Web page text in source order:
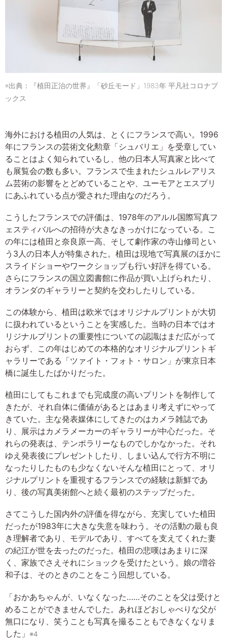
※出典：『植田正治の世界』「砂丘モード」1983年 平凡社コロナブ
ックス
海外における植田の人気は、とくにフランスで高い。1996
年にフランスの芸術文化勲章「シュバリエ」を受章してい
ることはよく知られているし、他の日本人写真家と比べて
も展覧会の数も多い。フランスで生まれたシュルレアリス
ム芸術の影響をとどめていることや、ユーモアとエスプリ
にあふれている点が愛された理由なのだろう。
こうしたフランスでの評価は、1978年のアルル国際写真フ
ェスティバルへの招待が大きなきっかけになっている。こ
の年には植田と奈良原一高、そして劇作家の寺山修司とい
う3人の日本人が特集された。植田は現地で写真展のほかに
スライドショーやワークショップも行い好評を得ている。
さらにフランスの国立図書館に作品が買い上げられたり、
オランダのギャラリーと契約を交わしたりしている。
この体験から、植田は欧米ではオリジナルプリントが大切
に扱われているということを実感した。当時の日本ではオ
リジナルプリントの重要性についての認識はまだ広がって
おらず、この年はじめての本格的なオリジナルプリントギ
ャラリーである「ツァイト・フォト・サロン」が東京日本
橋に誕生したばかりだった。
植田にしてもこれまでも完成度の高いプリントを制作して
きたが、それ自体に価値があるとはあまり考えずにやって
きていた。主な発表媒体にしてきたのはカメラ雑誌であ
り、展示はカメラメーカーのギャラリーが中心だった。そ
れらの発表は、テンポラリーなものでしかなかった。それ
ゆえ発表後にプレゼントしたり、しまい込んで行方不明に
なったりしたものも少なくないそんな植田にとって、オリ
ジナルプリントを重視するフランスでの経験は新鮮であ
り、後の写真美術館へと続く最初のステップだった。
さてこうした国内外の評価を得ながら、充実していた植田
だったが1983年に大きな失意を味わう。その活動の最も良
き理解者であり、モデルであり、すべてを支えてくれた妻
の紀江が世を去ったのだった。植田の悲嘆はあまりに深
く、家族でさえそれにショックを受けたという。娘の増谷
和子は、そのときのことをこう回想している。
「おかあちゃんが、いなくなった……そのことを父は受けと
めることができませんでした。あれほどおしゃべりな父が
無口になり、笑うことも写真を撮ることもできなくなりま
した」 ※4